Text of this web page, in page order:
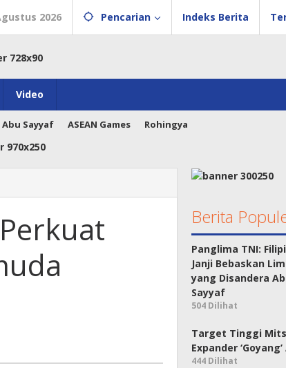
2026 Pencarian Indeks Berita
Video
Abu Sayyaf ASEAN Games Rohingya
Berita
Panglima TNI:
Janji Bebaskan
yang Disandera
Sayyaf
504 Dilihat
Target Tinggi
Expander
444 Dilihat